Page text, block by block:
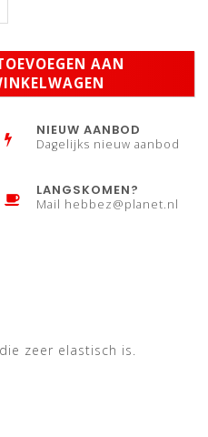
AAN
NIEUW AANBOD
Dagelijks nieuw aanbod
LANGSKOMEN?
Mail hebbez@planet.nl
zeer elastisch is.